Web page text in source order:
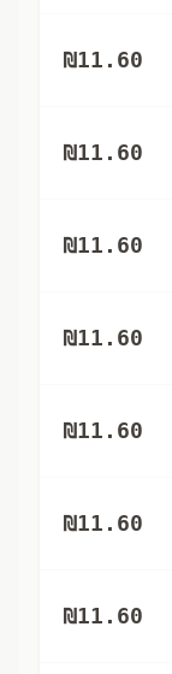
₪11.60
₪11.60
₪11.60
₪11.60
₪11.60
₪11.60
₪11.60